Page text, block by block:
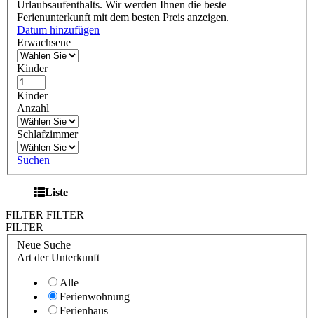
Urlaubsaufenthalts. Wir werden Ihnen die beste
Ferienunterkunft mit dem besten Preis anzeigen.
Datum hinzufügen
Erwachsene
Kinder
Kinder
Anzahl
Schlafzimmer
Suchen
Liste
FILTER FILTER
FILTER
Neue Suche
Art der Unterkunft
Alle
Ferienwohnung
Ferienhaus